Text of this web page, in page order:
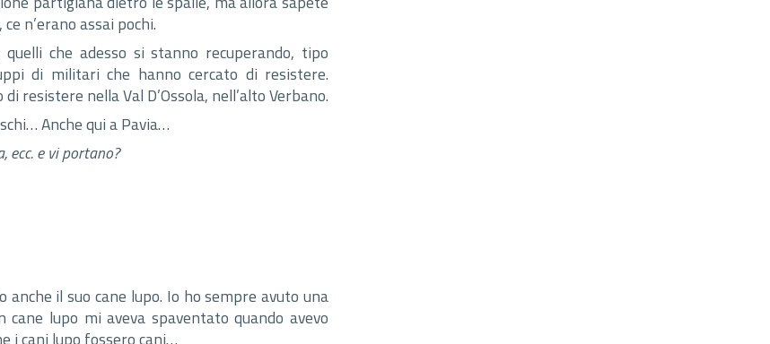
n’erano assai pochi.
che adesso si stanno recuperando, tipo
di militari che hanno cercato di resistere.
resistere nella Val D’Ossola, nell’alto Verbano.
Anche qui a Pavia…
ecc. e vi portano?
anche il suo cane lupo. Io ho sempre avuto una
lupo mi aveva spaventato quando avevo
i cani lupo fossero cani…